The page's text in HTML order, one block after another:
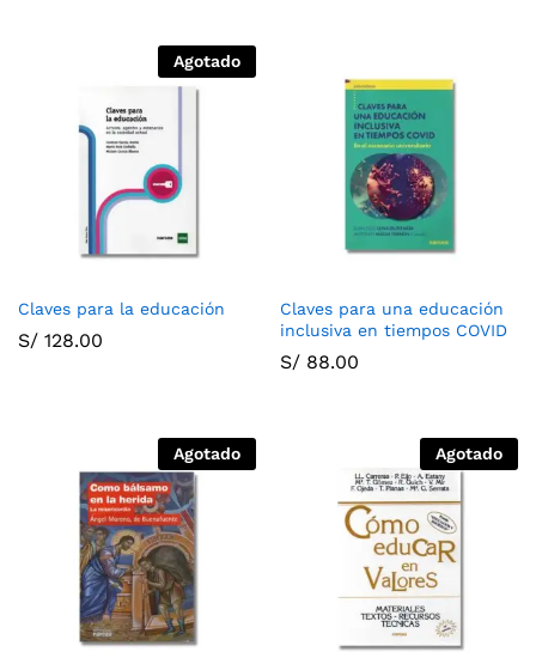
Agotado
Claves para la educación
S/ 128.00
Claves para una educación
inclusiva en tiempos COVID
S/ 88.00
Agotado Agotado